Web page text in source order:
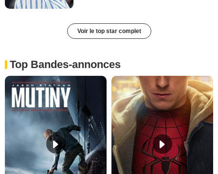
Voir le top star complet
Top Bandes-annonces